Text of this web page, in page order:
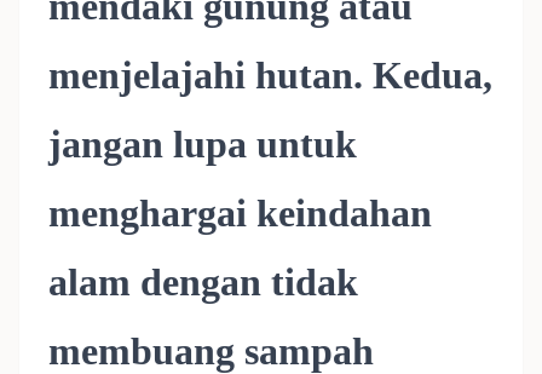
menjelajahi hutan. Kedua,
jangan lupa untuk
menghargai keindahan
alam dengan tidak
membuang sampah